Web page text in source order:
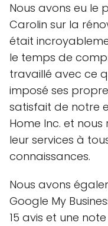
Nous avons eu le
Carolin sur la
était
le temps de
travaillé avec ce
imposé ses
satisfait de notre
Home Inc. et
leur services à
connaissances.
Nous avons
Google My
15 avis et une